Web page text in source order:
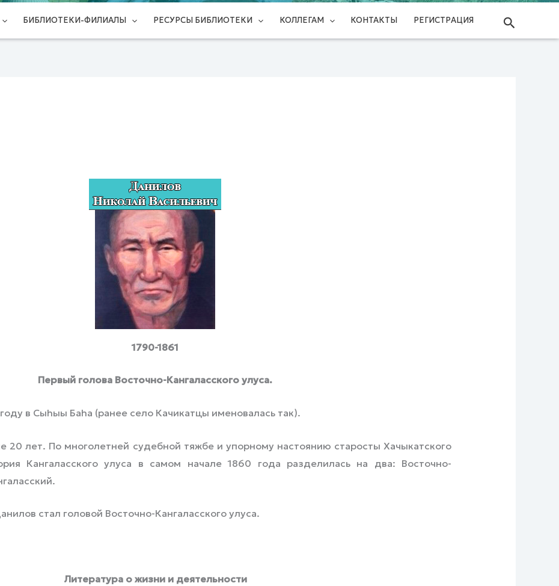
БИБЛИОТЕКИ-ФИЛИАЛЫ РЕСУРСЫ БИБЛИОТЕКИ КОЛЛЕГАМ КОНТАКТЫ РЕГИСТРАЦИЯ Поиск
1790-1861
Первый голова Восточно-Кангаласского улуса.
в Сыhыы Баhа (ранее село Качикатцы именовалась так).
20 лет. По многолетней судебной тяжбе и упорному настоянию старосты Хачыкатского
Кангаласского улуса в самом начале 1860 года разделилась на два: Восточно-
стал головой Восточно-Кангаласского улуса.
Литература о жизни и деятельности